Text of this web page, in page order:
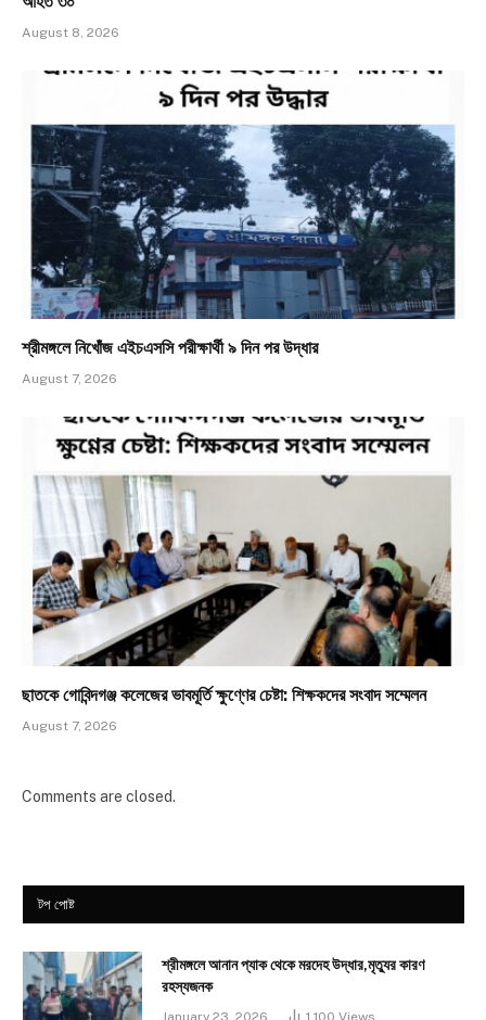
August 8, 2026
শ্রীমঙ্গলে নিখোঁজ এইচএসসি পরীক্ষার্থী ৯ দিন পর উদ্ধার
August 7, 2026
ছাতকে গোবিন্দগঞ্জ কলেজের ভাবমূর্তি ক্ষুণ্ণের চেষ্টা: শিক্ষকদের সংবাদ সম্মেলন
August 7, 2026
Comments are closed.
টপ পোষ্ট
শ্রীমঙ্গলে আনান প্যাক থেকে মরদেহ উদ্ধার,মৃত্যুর কারণ
রহস্যজনক
January 23, 2026 1,100 Views